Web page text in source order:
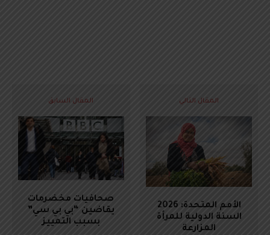
المقال السابق
صحافيات مخضرمات
يقاضين “بي بي سي”
بسبب التمييز
المقال التالي
الأمم المتحدة: 2026
السنة الدولية للمرأة
المزارعة